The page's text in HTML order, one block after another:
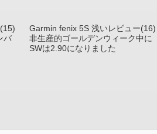
バ
Garmin fenix 5S 浅いレビュー(16)
非生産的ゴールデンウィーク中に
SWは2.90になりました